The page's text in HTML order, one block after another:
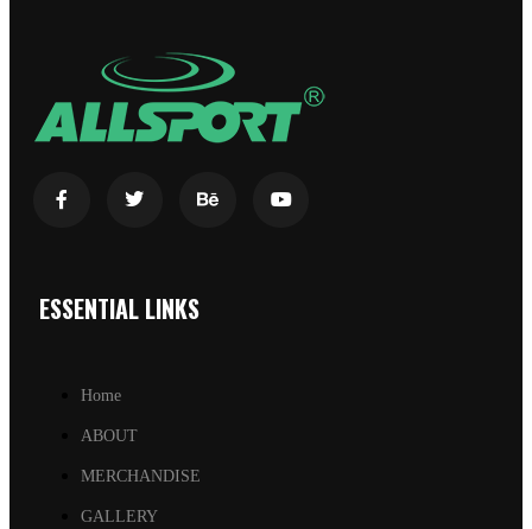
ESSENTIAL LINKS
Home
ABOUT
MERCHANDISE
GALLERY